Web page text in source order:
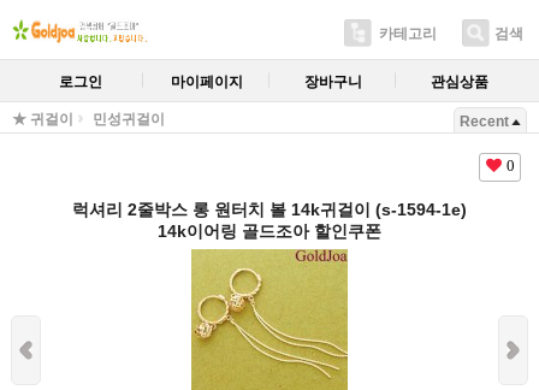
카테고리 검색
로그인 마이페이지 장바구니 관심상품
★ 귀걸이 민성귀걸이 Recent
0
럭셔리 2줄박스 롱 원터치 볼 14k귀걸이 (s-1594-1e)
14k이어링 골드조아 할인쿠폰